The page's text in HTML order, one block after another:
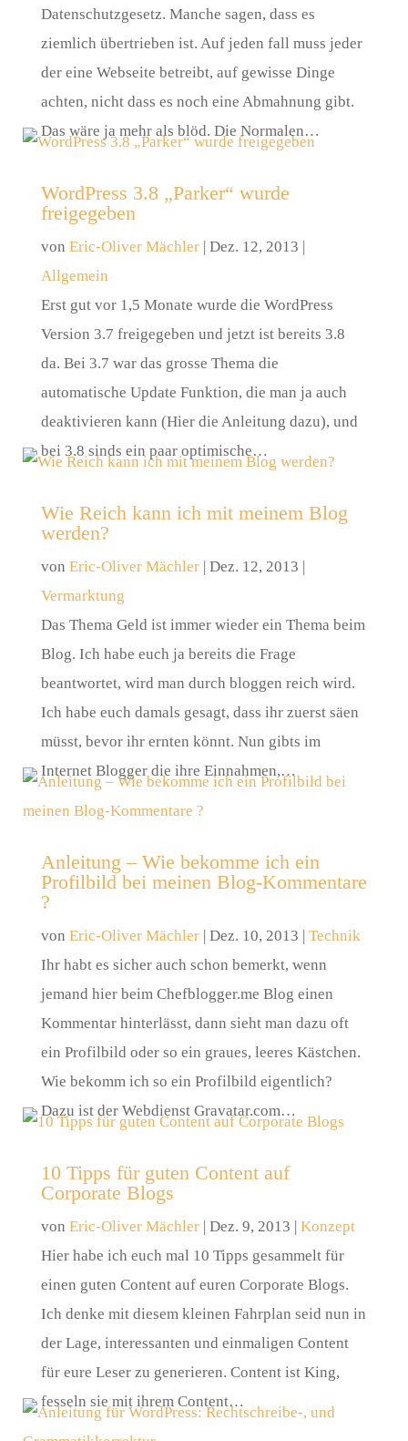
Datenschutzgesetz. Manche sagen, dass es
ziemlich übertrieben ist. Auf jeden fall muss jeder
der eine Webseite betreibt, auf gewisse Dinge
achten, nicht dass es noch eine Abmahnung gibt.
Das wäre ja mehr als blöd. Die Normalen…
WordPress 3.8 „Parker“ wurde
freigegeben
von Eric-Oliver Mächler| Dez. 12, 2013 |
Allgemein
Erst gut vor 1,5 Monate wurde die WordPress
Version 3.7 freigegeben und jetzt ist bereits 3.8
da. Bei 3.7 war das grosse Thema die
automatische Update Funktion, die man ja auch
deaktivieren kann (Hier die Anleitung dazu), und
bei 3.8 sinds ein paar optimische…
Wie Reich kann ich mit meinem Blog
werden?
von Eric-Oliver Mächler| Dez. 12, 2013 |
Vermarktung
Das Thema Geld ist immer wieder ein Thema beim
Blog. Ich habe euch ja bereits die Frage
beantwortet, wird man durch bloggen reich wird.
Ich habe euch damals gesagt, dass ihr zuerst säen
müsst, bevor ihr ernten könnt. Nun gibts im
Internet Blogger die ihre Einnahmen,…
Anleitung – Wie bekomme ich ein
Profilbild bei meinen Blog-Kommentare
?
von Eric-Oliver Mächler| Dez. 10, 2013 | Technik
Ihr habt es sicher auch schon bemerkt, wenn
jemand hier beim Chefblogger.me Blog einen
Kommentar hinterlässt, dann sieht man dazu oft
ein Profilbild oder so ein graues, leeres Kästchen.
Wie bekomm ich so ein Profilbild eigentlich?
Dazu ist der Webdienst Gravatar.com…
10 Tipps für guten Content auf
Corporate Blogs
von Eric-Oliver Mächler| Dez. 9, 2013 | Konzept
Hier habe ich euch mal 10 Tipps gesammelt für
einen guten Content auf euren Corporate Blogs.
Ich denke mit diesem kleinen Fahrplan seid nun in
der Lage, interessanten und einmaligen Content
für eure Leser zu generieren. Content ist King,
fesseln sie mit ihrem Content…